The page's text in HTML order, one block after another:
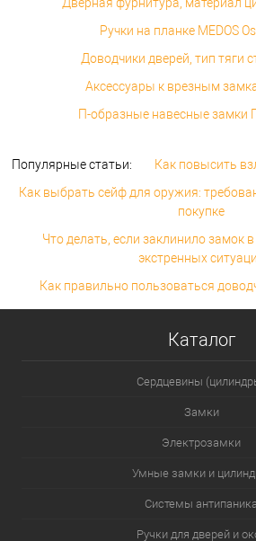
Ручки на планке MEDOS
Доводчики дверей, тип тяги
Аксессуары к врезным
П-образные навесные замки
Популярные статьи:
Как повысить
Как выбрать сейф для оружия:
покупке
Что делать, если заклинило замок
экстренных
Как правильно пользоваться
Каталог
Сердцевины
Замки
Электрозамки
Умные замки и
Системы антипаника
Ручки для дверей и